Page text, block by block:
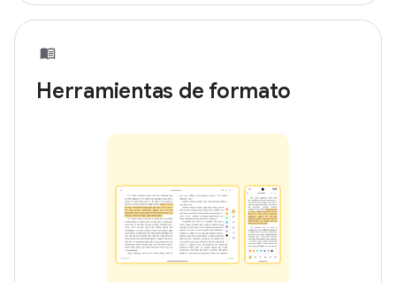
Herramientas de formato